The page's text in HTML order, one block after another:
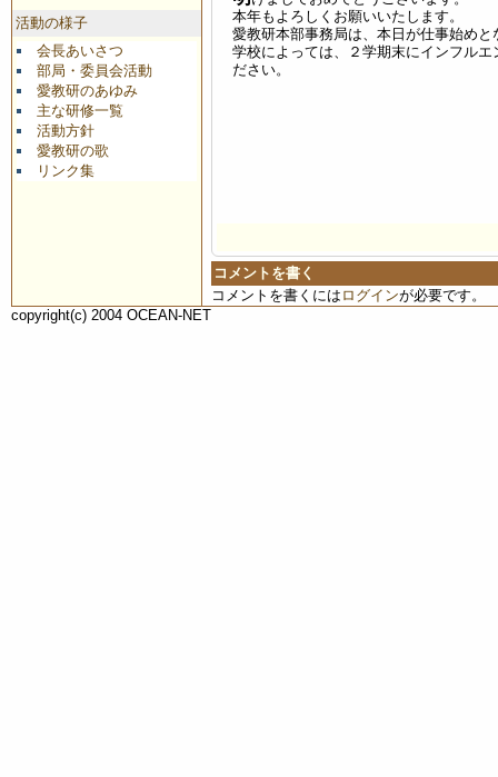
活動の様子
会長あいさつ
部局・委員会活動
愛教研のあゆみ
主な研修一覧
活動方針
愛教研の歌
リンク集
本年もよろしくお願いいたします。
愛教研本部事務局は、本日が仕事始めと
学校によっては、２学期末にインフル
ださい。
コメントを書く
コメントを書くには ログインが必要です。
copyright(c) 2004 OCEAN-NET